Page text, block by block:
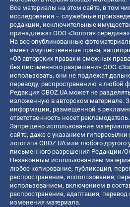
Все материалы на этом сайте, в том
исследования – служебные
редакции, исключительные
принадлежат ООО «Золотая
На все опубликованные
имеет имущественные права,
«Об авторских правах и смежных
без письменного разрешения ООО
использовать, они не подлежат
переводу, распространению в любой
Редакция OBOZ.UA может не
изложенную в авторском материале.
информации, размещенной в
ответственность несет рекламодатель.
Запрещено использование
сайте, даже с указанием гиперссылки
логотипа OBOZ.UA или любого
письменного разрешения Редакции/
Незаконным использованием
любое копирование, публикация,
распространение, использование,
использованием, включением в
распространение, адаптация,
изменения материала.